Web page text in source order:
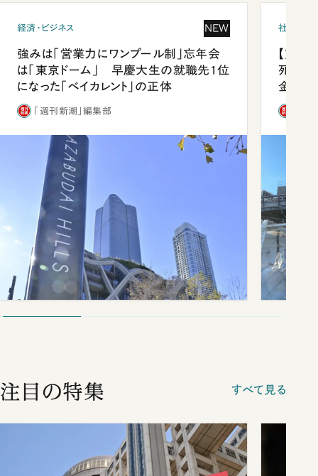
経済・ビジネス NEW
強みは「営業力にワンプール制」忘年会
は「東京ドーム」 早慶大生の就職先1位
になった「ベイカレント」の正体
「週刊新潮」編集部
社会
【熊本
死を分
金」
注目の特集 すべて見る